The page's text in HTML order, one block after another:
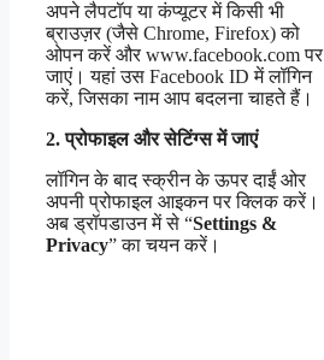
अपने लैपटॉप या कंप्यूटर में किसी भी
ब्राउज़र (जैसे Chrome, Firefox) को
ओपन करें और www.facebook.com पर
जाएं। यहां उस Facebook ID में लॉगिन
करें, जिसका नाम आप बदलना चाहते हैं।
2. प्रोफाइल और सेटिंग्स में जाएं
लॉगिन के बाद स्क्रीन के ऊपर दाईं ओर
अपनी प्रोफाइल आइकन पर क्लिक करें।
अब ड्रॉपडाउन में से “Settings &
Privacy” का चयन करें।